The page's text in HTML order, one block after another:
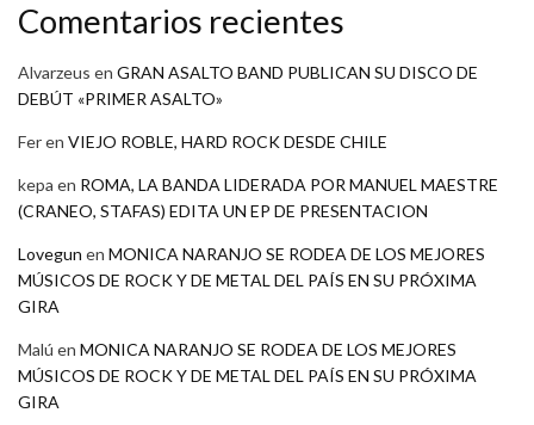
Comentarios recientes
Alvarzeus en GRAN ASALTO BAND PUBLICAN SU DISCO DE
DEBÚT «PRIMER ASALTO»
Feren VIEJO ROBLE, HARD ROCK DESDE CHILE
kepa en ROMA, LA BANDA LIDERADA POR MANUEL MAESTRE
(CRANEO, STAFAS) EDITA UN EP DE PRESENTACION
Lovegun en MONICA NARANJO SE RODEA DE LOS MEJORES
MÚSICOS DE ROCK Y DE METAL DEL PAÍS EN SU PRÓXIMA
GIRA
Malú en MONICA NARANJO SE RODEA DE LOS MEJORES
MÚSICOS DE ROCK Y DE METAL DEL PAÍS EN SU PRÓXIMA
GIRA